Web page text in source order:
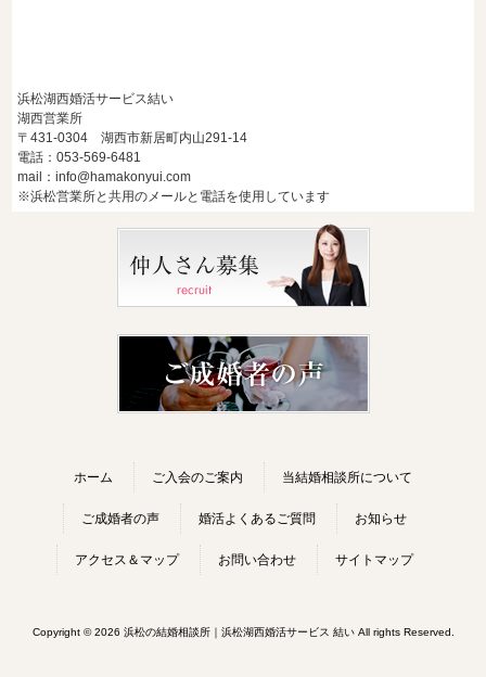
浜松湖西婚活サービス結い
湖西営業所
〒431-0304 湖西市新居町内山291-14
電話：053-569-6481
mail：info@hamakonyui.com
※浜松営業所と共用のメールと電話を使用しています
ホーム ご入会のご案内 当結婚相談所について
ご成婚者の声 婚活よくあるご質問 お知らせ
アクセス＆マップ お問い合わせ サイトマップ
Copyright © 2026 浜松の結婚相談所｜浜松湖西婚活サービス 結い All rights Reserved.